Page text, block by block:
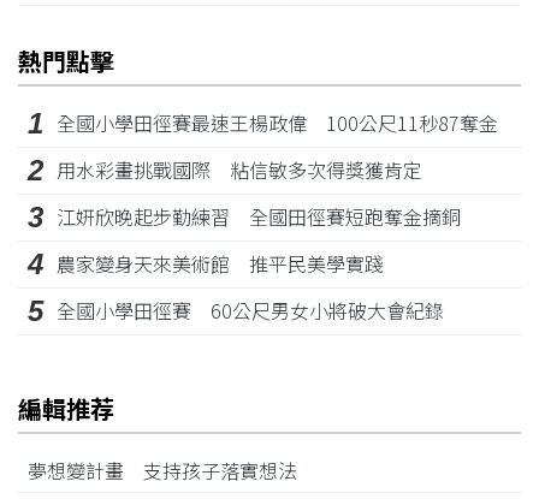
熱門點擊
1 全國小學田徑賽最速王楊政偉 100公尺11秒87奪金
2 用水彩畫挑戰國際 粘信敏多次得獎獲肯定
3 江姸欣晚起步勤練習 全國田徑賽短跑奪金摘銅
4 農家變身天來美術館 推平民美學實踐
5 全國小學田徑賽 60公尺男女小將破大會紀錄
編輯推荐
夢想變計畫 支持孩子落實想法